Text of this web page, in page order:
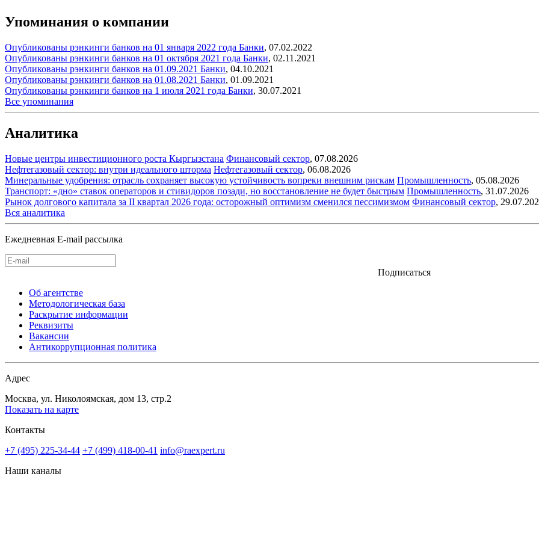
Упоминания о компании
Опубликованы рэнкинги банков на 01 января 2022 года Банки, 07.02.2022
Опубликованы рэнкинги банков на 01 октября 2021 года Банки, 02.11.2021
Опубликованы рэнкинги банков на 01.09.2021 Банки, 04.10.2021
Опубликованы рэнкинги банков на 01.08.2021 Банки, 01.09.2021
Опубликованы рэнкинги банков на 1 июля 2021 года Банки, 30.07.2021
Все упоминания
Аналитика
Новые центры инвестиционного роста Кыргызстана Финансовый сектор, 07.08.2026
Нефтегазовый сектор: внутри идеального шторма Нефтегазовый сектор, 06.08.2026
Минеральные удобрения: отрасль сохраняет высокую устойчивость вопреки внешним рискам Промышленность, 05.08.2026
Транспорт: «дно» ставок операторов и стивидоров позади, но восстановление не будет быстрым Промышленность, 31.07.2026
Рынок долгового капитала за II квартал 2026 года: осторожный оптимизм сменился пессимизмом Финансовый сектор,
Вся аналитика
Ежедневная E-mail рассылка
Подписаться
Об агентстве
Методологическая база
Раскрытие информации
Реквизиты
Вакансии
Антикоррупционная политика
Адрес
Москва, ул. Николоямская, дом 13, стр.2
Показать на карте
Контакты
+7 (495) 225-34-44 +7 (499) 418-00-41 info@raexpert.ru
Наши каналы